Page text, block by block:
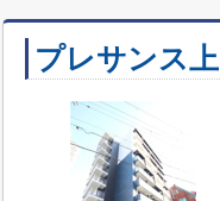
プレサンス